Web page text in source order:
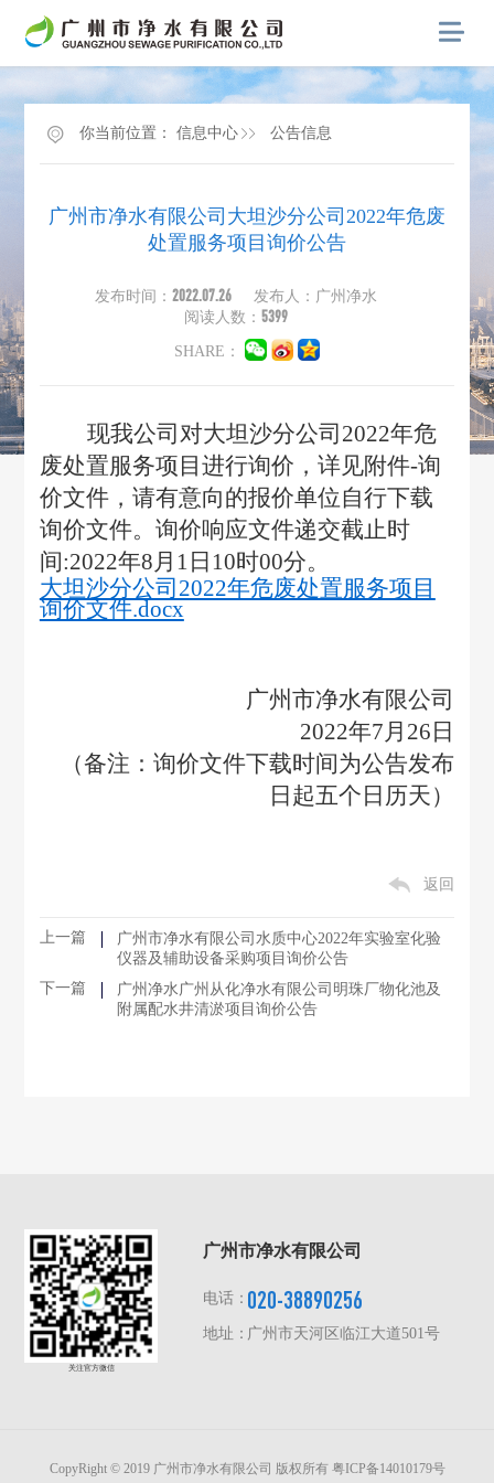
你当前位置： 信息中心 公告信息
广州市净水有限公司大坦沙分公司2022年危废
处置服务项目询价公告
发布时间： 2022.07.26
发布人：广州净水
阅读人数： 5399
SHARE：
现我公司对大坦沙分公司2022年危
废处置服务项目进行询价，详见附件-询
价文件，请有意向的报价单位自行下载
询价文件。询价响应文件递交截止时
间:2022年8月1日10时00分。
大坦沙分公司2022年危废处置服务项目
询价文件.docx
广州市净水有限公司
2022年7月26日
（备注：询价文件下载时间为公告发布
日起五个日历天）
返回
上一篇
广州市净水有限公司水质中心2022年实验室化验
仪器及辅助设备采购项目询价公告
下一篇
广州净水广州从化净水有限公司明珠厂物化池及
附属配水井清淤项目询价公告
广州市净水有限公司
电话：020-38890256
地址： 广州市天河区临江大道501号
关注官方微信
CopyRight © 2019 广州市净水有限公司 版权所有 粤ICP备14010179号